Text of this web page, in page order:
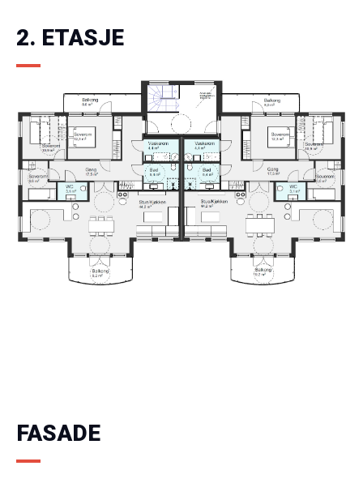
2. ETASJE
FASADE